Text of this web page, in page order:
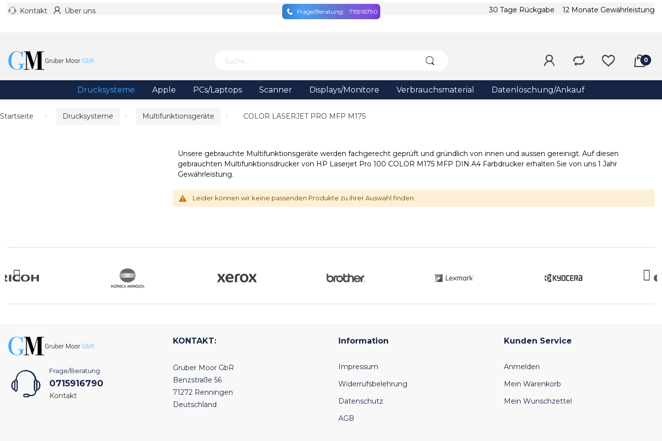
Kontakt Über uns Frage/Beratung: 715916790 30 Tage Rückgabe 12 Monate Gewährleistung
Drucksysteme Apple PCs/Laptops Scanner Displays/Monitore Verbrauchsmaterial Datenlöschung/Ankauf
Startseite Drucksysteme Multifunktionsgeräte COLOR LASERJET PRO MFP M175
Unsere gebrauchte Multifunktionsgeräte werden fachgerecht geprüft und gründlich von innen und aussen gereinigt. Auf diesen
gebrauchten Multifunktionsdrucker von HP Laserjet Pro 100 COLOR M175 MFP DIN A4 Farbdrucker erhalten Sie von uns 1 Jahr
Gewährleistung.
Leider können wir keine passenden Produkte zu ihrer Auswahl finden.
Frage/Beratung
0715916790
Kontakt
KONTAKT:
Gruber Moor GbR
Benzstraße 56
71272 Renningen
Deutschland
Information
Impressum
Widerrufsbelehrung
Datenschutz
AGB
Kunden Service
Anmelden
Mein Warenkorb
Mein Wunschzettel